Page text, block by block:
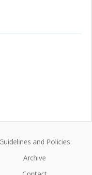
Guidelines and Policies
Archive